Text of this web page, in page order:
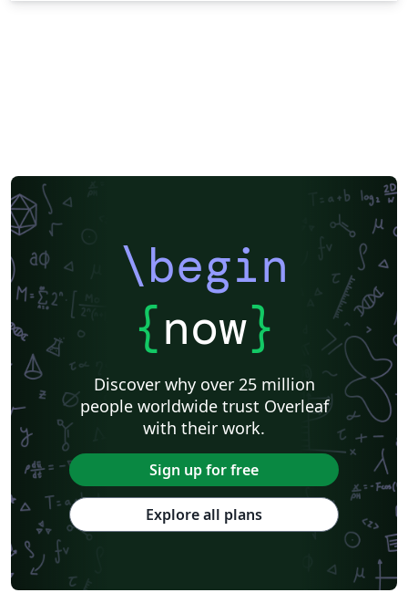
\begin
{now}
Discover why over 25 million
people worldwide trust Overleaf
with their work.
Sign up for free
Explore all plans